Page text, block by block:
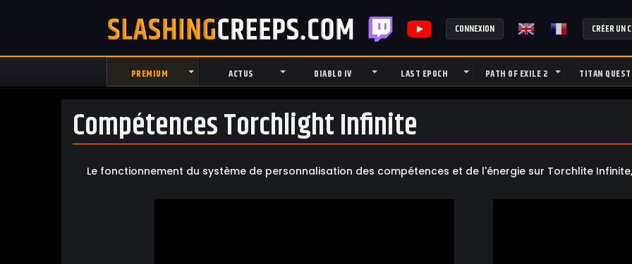
CONNEXION CRÉER UN
PREMIUM ACTUS DIABLO IV LAST EPOCH PATH OF EXILE 2 TITAN
Compétences Torchlight Infinite
Le fonctionnement du système de personnalisation des compétences et de l'énergie sur Torchlite